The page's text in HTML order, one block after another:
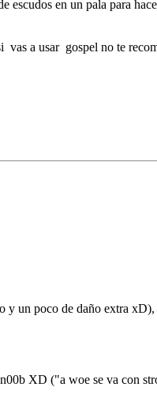
en un pala para
a usar gospel no te
y un poco de daño extra
XD ("a woe se va con